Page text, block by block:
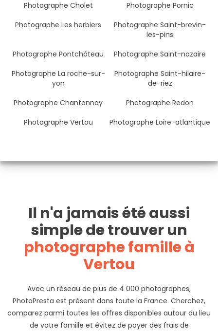
Photographe Cholet
Photographe Pornic
Photographe Les herbiers
Photographe Saint-brevin-
les-pins
Photographe Pontchâteau
Photographe Saint-nazaire
Photographe La roche-sur-
yon
Photographe Saint-hilaire-
de-riez
Photographe Chantonnay
Photographe Redon
Photographe Vertou
Photographe Loire-atlantique
Il n'a jamais été aussi
simple de trouver un
photographe famille à
Vertou
Avec un réseau de plus de 4 000 photographes,
PhotoPresta est présent dans toute la France. Cherchez,
comparez parmi toutes les offres disponibles autour du lieu
de votre famille et évitez de payer des frais de